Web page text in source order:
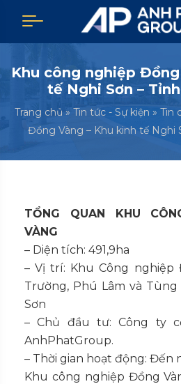
Khu công nghiệp
tế Nghi Sơn –
Trang chủ » Tin tức - Sự kiện » Tin
Đồng Vàng – Khu kinh tế Nghi
TỔNG QUAN KHU
VÀNG
– Diện tích: 491,9ha
– Vị trí: Khu Công nghiệp
Trường, Phú Lâm và
Sơn
– Chủ đầu tư: Công ty
AnhPhatGroup.
– Thời gian hoạt động: Đến
Khu công nghiệp Đồng